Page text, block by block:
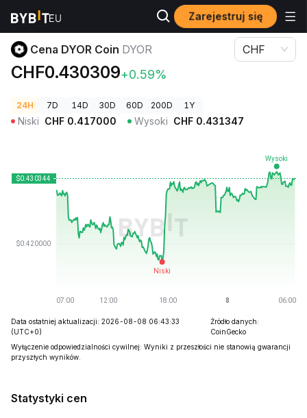
Zarejestruj się
Ceny kryptowalut Cena DYOR Coin DYOR
Cena DYOR Coin DYOR
CHF0.430309+0.59%
CHF
24H 7D 14D 30D 60D 200D 1Y
Niski CHF 0.417000 Wysoki CHF 0.431347
Data ostatniej aktualizacji: 2026-08-08 06:43:33
(UTC+0)
Źródło danych:
CoinGecko
Wyłączenie odpowiedzialności cywilnej: Wyniki z przeszłości nie stanowią gwarancji
przyszłych wyników.
Statystyki cen